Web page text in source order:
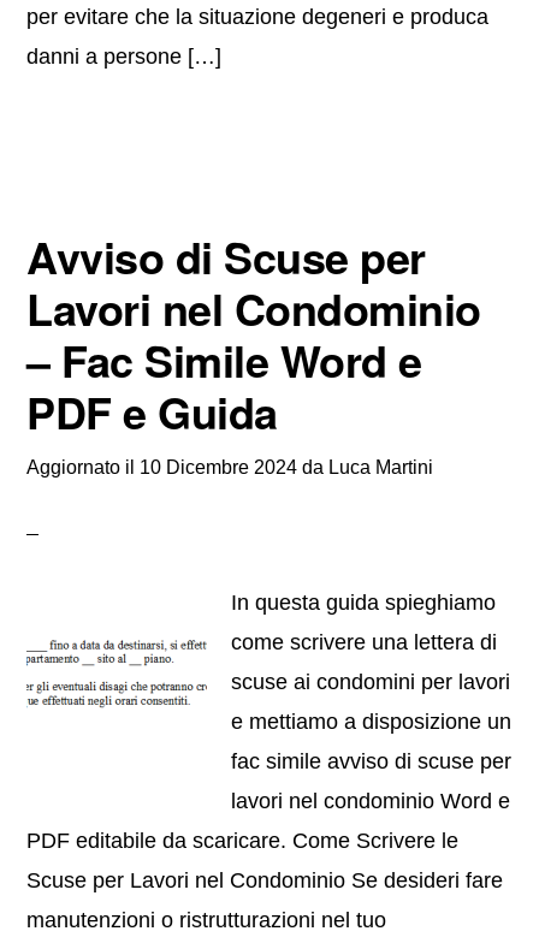
per evitare che la situazione degeneri e produca
danni a persone […]
Avviso di Scuse per
Lavori nel Condominio
– Fac Simile Word e
PDF e Guida
Aggiornato il 10 Dicembre 2024 da Luca Martini
In questa guida spieghiamo
come scrivere una lettera di
scuse ai condomini per lavori
e mettiamo a disposizione un
fac simile avviso di scuse per
lavori nel condominio Word e
PDF editabile da scaricare. Come Scrivere le
Scuse per Lavori nel Condominio Se desideri fare
manutenzioni o ristrutturazioni nel tuo